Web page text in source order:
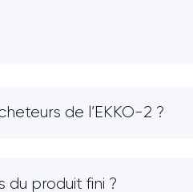
de l’EKKO-2 ?
du produit fini ?